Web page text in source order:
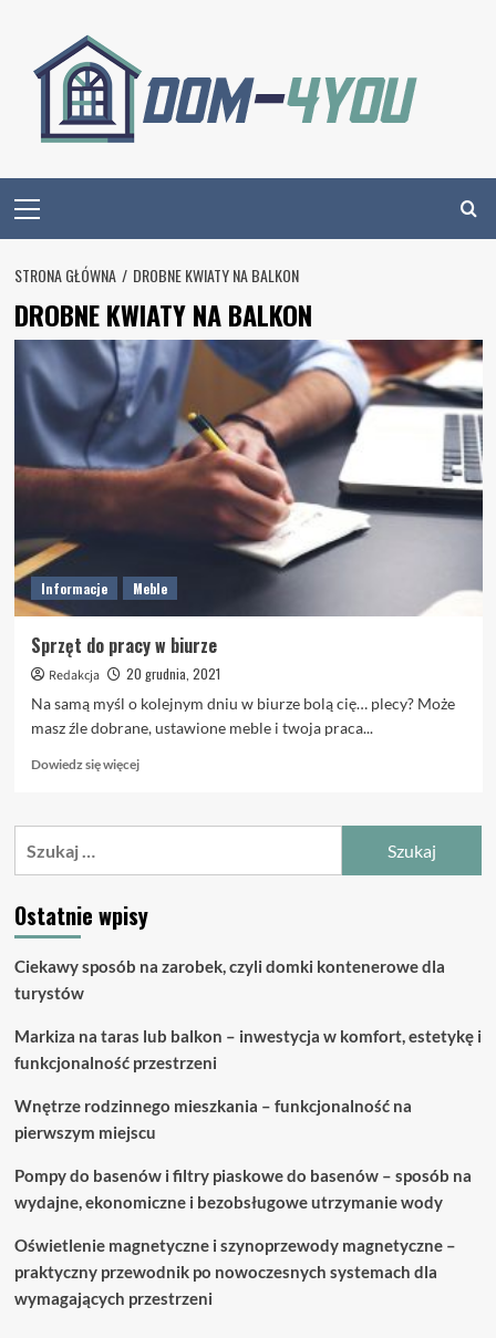
content
Menu
STRONA GŁÓWNA DROBNE KWIATY NA BALKON
DROBNE KWIATY NA BALKON
Informacje Meble
Sprzęt do pracy w biurze
Redakcja
20 grudnia, 2021
Na samą myśl o kolejnym dniu w biurze bolą cię… plecy? Może
masz źle dobrane, ustawione meble i twoja praca...
Dowiedz się więcejDowiedz
o
w
biurze
Ostatnie wpisy
Ciekawy sposób na zarobek, czyli domki kontenerowe dla
turystów
Markiza na taras lub balkon – inwestycja w komfort, estetykę i
funkcjonalność przestrzeni
Wnętrze rodzinnego mieszkania – funkcjonalność na
pierwszym miejscu
Pompy do basenów i filtry piaskowe do basenów – sposób na
wydajne, ekonomiczne i bezobsługowe utrzymanie wody
Oświetlenie magnetyczne i szynoprzewody magnetyczne –
praktyczny przewodnik po nowoczesnych systemach dla
wymagających przestrzeni